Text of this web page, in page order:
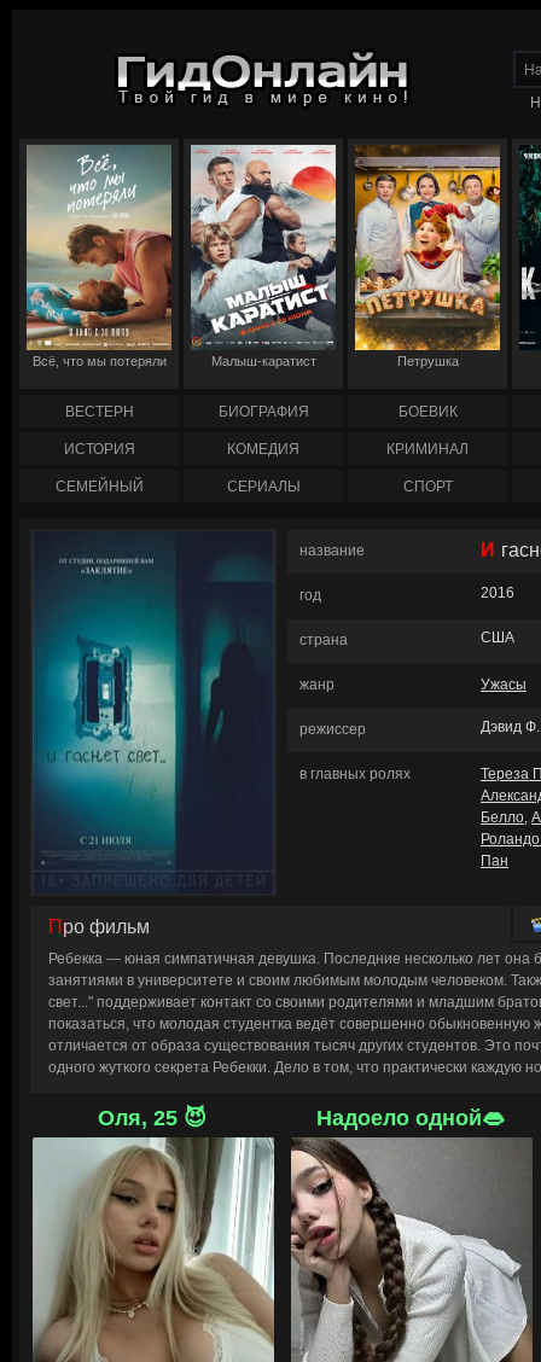
Всё, что мы потеряли Малыш-каратист Петрушка
ВЕСТЕРН БИОГРАФИЯ БОЕВИК
ИСТОРИЯ КОМЕДИЯ КРИМИНАЛ
СЕМЕЙНЫЙ СЕРИАЛЫ СПОРТ
название И
год 2016
страна США
жанр Ужасы
режиссер Дэвид
в главных ролях
Тереза
Белло,
Пан
Про фильм
Ребекка — юная симпатичная девушка. Последние несколько лет она
занятиями в университете и своим любимым молодым человеком.
свет..." поддерживает контакт со своими родителями и младшим
показаться, что молодая студентка ведёт совершенно обыкновенную
отличается от образа существования тысяч других студентов. Это
одного жуткого секрета Ребекки. Дело в том, что практически каждую
похоже на женщину, но с очень длинными пальцами и настоящими
пугает, но призрак не нападает, причём если включить свет — дух
Несколько дней назад Ребекка узнала трагическую новость — её
приехала на похороны. Некоторое время героиня пробудет с мамой
поделился с сестрой своим глубочайшим страхом. Как выяснилось,
таинственный призрак. Девушка решила поговорить об этом с
того, она была первой, к кому начал приходить дух. На самом деле
имени Диана, много лет назад бывшей лучшей подругой мамы
убили, проводя над ней многочисленные опыты. Очень долго Диана
собралась вместе и призрак решил осуществить кровавую расплату...
Оля, 25 😈 Надоело одной👄